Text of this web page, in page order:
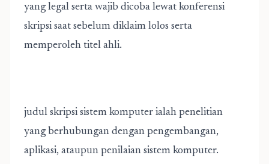
yang legal serta wajib dicoba lewat konferensi
skripsi saat sebelum diklaim lolos serta
memperoleh titel ahli.
judul skripsi sistem komputer ialah penelitian
yang berhubungan dengan pengembangan,
aplikasi, ataupun penilaian sistem komputer.